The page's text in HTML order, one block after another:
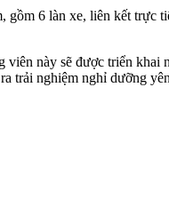
6 làn xe, liên kết trực
viên này sẽ được triển khai
trải nghiệm nghỉ dưỡng